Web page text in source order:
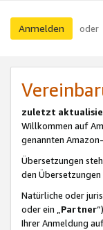
Anmelden oder
zuletzt
Willkommen auf
genannten
Übersetzungen
den Übersetzungen
Natürliche oder
oder ein „Partner
Ihrer Anmeldung